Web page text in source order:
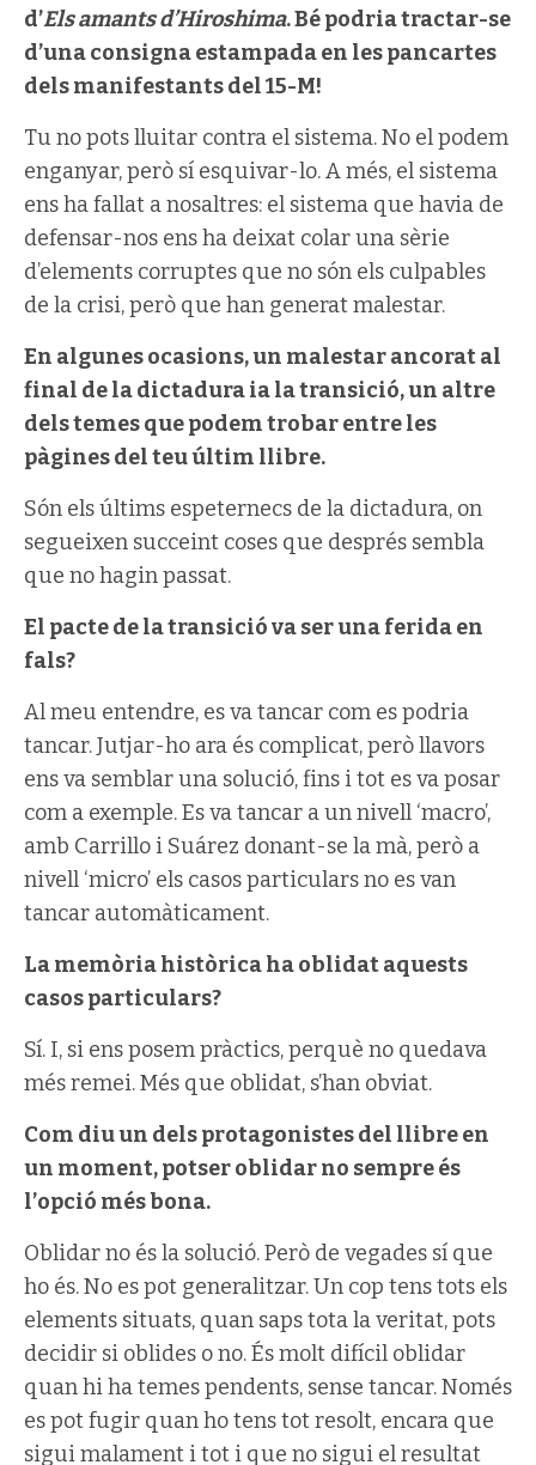
d’Els amants d’Hiroshima. Bé podria tractar-se
d’una consigna estampada en les pancartes
dels manifestants del 15-M!
Tu no pots lluitar contra el sistema. No el podem
enganyar, però sí esquivar-lo. A més, el sistema
ens ha fallat a nosaltres: el sistema que havia de
defensar-nos ens ha deixat colar una sèrie
d’elements corruptes que no són els culpables
de la crisi, però que han generat malestar.
En algunes ocasions, un malestar ancorat al
final de la dictadura ia la transició, un altre
dels temes que podem trobar entre les
pàgines del teu últim llibre.
Són els últims espeternecs de la dictadura, on
segueixen succeint coses que després sembla
que no hagin passat.
El pacte de la transició va ser una ferida en
fals?
Al meu entendre, es va tancar com es podria
tancar. Jutjar-ho ara és complicat, però llavors
ens va semblar una solució, fins i tot es va posar
com a exemple. Es va tancar a un nivell ‘macro’,
amb Carrillo i Suárez donant-se la mà, però a
nivell ‘micro’ els casos particulars no es van
tancar automàticament.
La memòria històrica ha oblidat aquests
casos particulars?
Sí. I, si ens posem pràctics, perquè no quedava
més remei. Més que oblidat, s’han obviat.
Com diu un dels protagonistes del llibre en
un moment, potser oblidar no sempre és
l’opció més bona.
Oblidar no és la solució. Però de vegades sí que
ho és. No es pot generalitzar. Un cop tens tots els
elements situats, quan saps tota la veritat, pots
decidir si oblides o no. És molt difícil oblidar
quan hi ha temes pendents, sense tancar. Només
es pot fugir quan ho tens tot resolt, encara que
sigui malament i tot i que no sigui el resultat